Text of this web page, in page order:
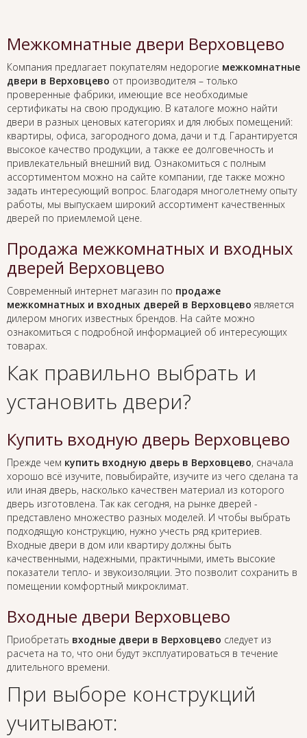
Межкомнатные двери Верховцево
Компания предлагает покупателям недорогие межкомнатные
двери в Верховцево от производителя – только
проверенные фабрики, имеющие все необходимые
сертификаты на свою продукцию. В каталоге можно найти
двери в разных ценовых категориях и для любых помещений:
квартиры, офиса, загородного дома, дачи и т.д. Гарантируется
высокое качество продукции, а также ее долговечность и
привлекательный внешний вид. Ознакомиться с полным
ассортиментом можно на сайте компании, где также можно
задать интересующий вопрос. Благодаря многолетнему опыту
работы, мы выпускаем широкий ассортимент качественных
дверей по приемлемой цене.
Продажа межкомнатных и входных
дверей Верховцево
Современный интернет магазин по продаже
межкомнатных и входных дверей в Верховцево является
дилером многих известных брендов. На сайте можно
ознакомиться с подробной информацией об интересующих
товарах.
Как правильно выбрать и
установить двери?
Купить входную дверь Верховцево
Прежде чем купить входную дверь в Верховцево, сначала
хорошо всё изучите, повыбирайте, изучите из чего сделана та
или иная дверь, насколько качествен материал из которого
дверь изготовлена. Так как сегодня, на рынке дверей -
представлено множество разных моделей. И чтобы выбрать
подходящую конструкцию, нужно учесть ряд критериев.
Входные двери в дом или квартиру должны быть
качественными, надежными, практичными, иметь высокие
показатели тепло- и звукоизоляции. Это позволит сохранить в
помещении комфортный микроклимат.
Входные двери Верховцево
Приобретать входные двери в Верховцево следует из
расчета на то, что они будут эксплуатироваться в течение
длительного времени.
При выборе конструкций
учитывают: